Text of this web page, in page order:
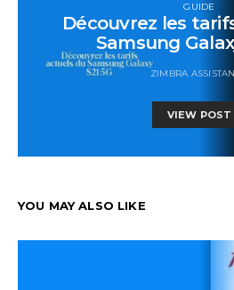
GUIDE
Découvrez les
Samsung
ZIMBRA
VIEW POST
YOU MAY ALSO LIKE